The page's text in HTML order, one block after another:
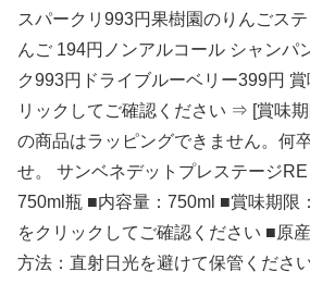
スパークリ993円果樹園のりんごス
んご 194円ノンアルコール シャン
ク993円ドライブルーベリー399円
リックしてご確認ください ⇒ [賞味
の商品はラッピングできません。何
せ。 サンベネデットプレステージRE
750ml瓶 ■内容量：750ml ■賞味期限
をクリックしてご確認ください ■原
方法：直射日光を避けて保管くださ